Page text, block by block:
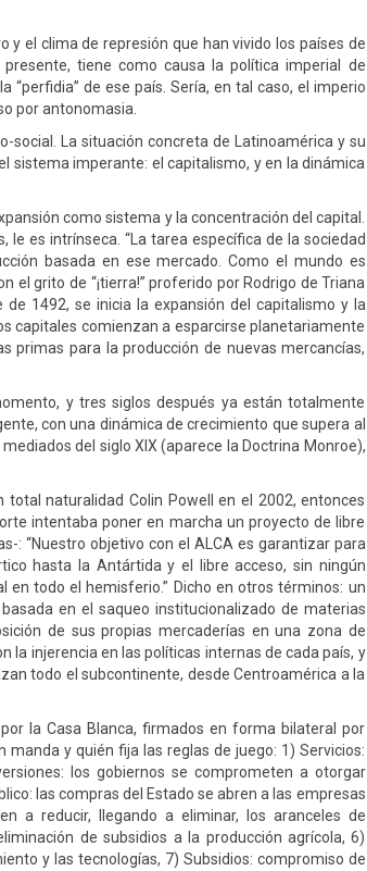
y el clima de represión que han vivido los países de
tiene como causa la política imperial de
“perfidia” de ese país. Sería, en tal caso, el imperio
por antonomasia.
social. La situación concreta de Latinoamérica y su
sistema imperante: el capitalismo, y en la dinámica
como sistema y la concentración del capital.
le es intrínseca. “La tarea específica de la sociedad
basada en ese mercado. Como el mundo es
el grito de “¡tierra!” proferido por Rodrigo de Triana
1492, se inicia la expansión del capitalismo y la
capitales comienzan a esparcirse planetariamente
primas para la producción de nuevas mercancías,
y tres siglos después ya están totalmente
con una dinámica de crecimiento que supera al
del siglo XIX (aparece la Doctrina Monroe),
naturalidad Colin Powell en el 2002, entonces
intentaba poner en marcha un proyecto de libre
: “Nuestro objetivo con el ALCA es garantizar para
hasta la Antártida y el libre acceso, sin ningún
todo el hemisferio.” Dicho en otros términos: un
en el saqueo institucionalizado de materias
de sus propias mercaderías en una zona de
la injerencia en las políticas internas de cada país, y
todo el subcontinente, desde Centroamérica a la
la Casa Blanca, firmados en forma bilateral por
y quién fija las reglas de juego: 1) Servicios:
los gobiernos se comprometen a otorgar
las compras del Estado se abren a las empresas
a reducir, llegando a eliminar, los aranceles de
de subsidios a la producción agrícola, 6)
y las tecnologías, 7) Subsidios: compromiso de